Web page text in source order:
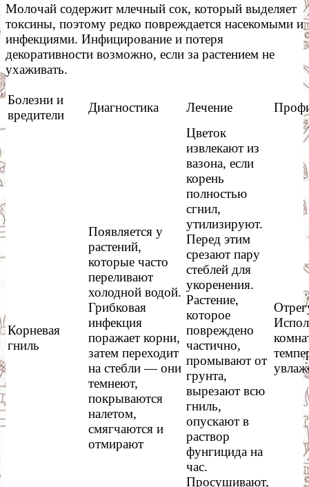
Молочай содержит млечный сок, который выделяет
токсины, поэтому редко повреждается насекомыми и
инфекциями. Инфицирование и потеря
декоративности возможно, если за растением не
ухаживать.
Болезни и
вредители
Диагностика Лечение
Корневая
гниль
Появляется у
растений,
которые часто
переливают
холодной водой.
Грибковая
инфекция
поражает корни,
затем переходит
на стебли — они
темнеют,
покрываются
налетом,
смягчаются и
отмирают
Цветок
извлекают из
вазона, если
корень
полностью
сгнил,
утилизируют.
Перед этим
срезают пару
стеблей для
укоренения.
Растение,
которое
повреждено
частично,
промывают от
грунта,
вырезают всю
гниль,
опускают в
раствор
фунгицида на
час.
Просушивают,